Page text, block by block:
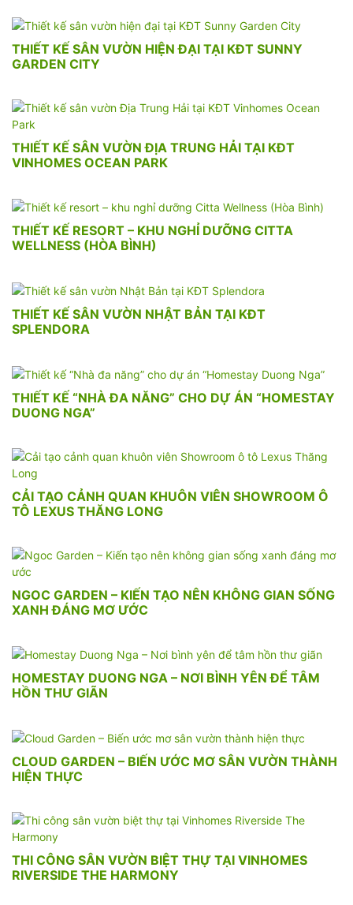
THIẾT KẾ SÂN VƯỜN HIỆN ĐẠI TẠI KĐT SUNNY
GARDEN CITY
THIẾT KẾ SÂN VƯỜN ĐỊA TRUNG HẢI TẠI KĐT
VINHOMES OCEAN PARK
THIẾT KẾ RESORT – KHU NGHỈ DƯỠNG CITTA
WELLNESS (HÒA BÌNH)
THIẾT KẾ SÂN VƯỜN NHẬT BẢN TẠI KĐT
SPLENDORA
THIẾT KẾ “NHÀ ĐA NĂNG” CHO DỰ ÁN “HOMESTAY
DUONG NGA”
CẢI TẠO CẢNH QUAN KHUÔN VIÊN SHOWROOM Ô
TÔ LEXUS THĂNG LONG
NGOC GARDEN – KIẾN TẠO NÊN KHÔNG GIAN SỐNG
XANH ĐÁNG MƠ ƯỚC
HOMESTAY DUONG NGA – NƠI BÌNH YÊN ĐỂ TÂM
HỒN THƯ GIÃN
CLOUD GARDEN – BIẾN ƯỚC MƠ SÂN VƯỜN THÀNH
HIỆN THỰC
THI CÔNG SÂN VƯỜN BIỆT THỰ TẠI VINHOMES
RIVERSIDE THE HARMONY